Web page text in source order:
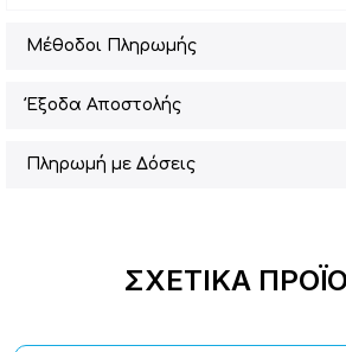
Μέθοδοι Πληρωμής
Έξοδα Αποστολής
Πληρωμή με Δόσεις
ΣΧΕΤΙΚΆ